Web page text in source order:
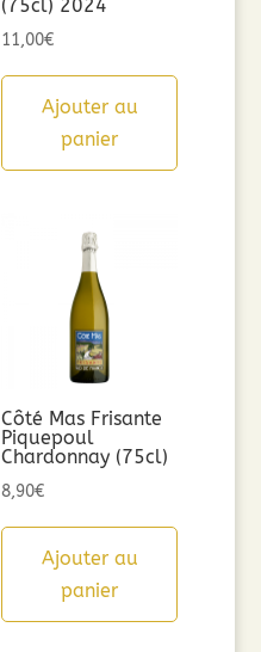
(75cl) 2024
11,00€
Ajouter au
panier
Côté Mas Frisante
Piquepoul
Chardonnay (75cl)
8,90€
Ajouter au
panier